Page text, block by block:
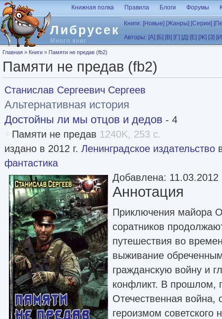
Перейти к основному содержанию
Либрусек
Много книг
Книжная полка Правила Блоги Форумы
Книги: [Новые] [Жанры] [Серии]
Авторы: [А] [Б] [В] [Г] [Д] [Е] [Ж] [З]
Вы здесь
Главная » Книги » Памяти не предав (fb2)
Памяти не предав (fb2)
Станислав Сергеевич Сергеев
Альтернативная история
Достойны ли мы отцов и дедов - 4
Памяти не предав 1240K, 253 с.
издано в 2012 г. Ленинградское издательство
фантастика
Добавлена: 11.03.2012
Аннотация
Приключения майора
соратников
путешествия во
выживание
гражданскую войну и
конфликт. В прошлом,
Отечественная война,
героизмом советского